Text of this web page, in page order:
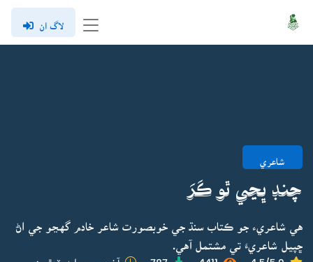
لاگ ان
شاعري
چنڊ ڀڃي ٿو ڪَرَ
هي شاعريء جو ڪتاب سنڌ جي خوبصورت شاعر خادم گهڃو جي اڻ
ڇپيل شاعريءَ تي مشتمل آهي.
4.5/5.0
4411
787 آخري ڀيرو اپڊيٽ ٿيو: